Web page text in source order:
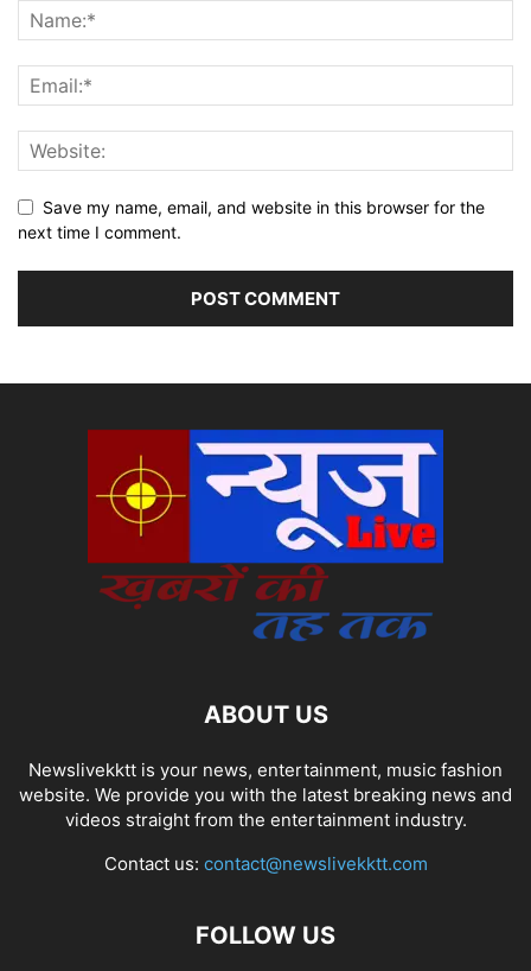
Save my name, email, and website in this browser for the
next time I comment.
ABOUT US
Newslivekktt is your news, entertainment, music fashion
website. We provide you with the latest breaking news and
videos straight from the entertainment industry.
Contact us: contact@newslivekktt.com
FOLLOW US